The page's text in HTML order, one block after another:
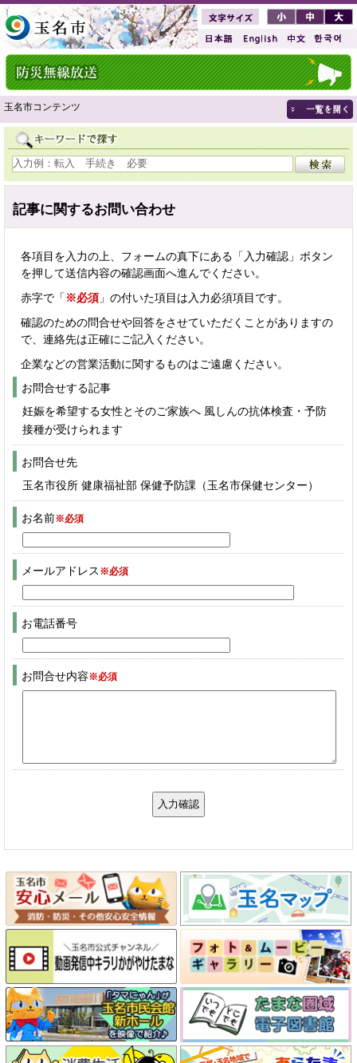
玉名市コンテンツ
記事に関するお問い合わせ
各項目を入力の上、フォームの真下にある「入力確認」ボタン
を押して送信内容の確認画面へ進んでください。
赤字で「 ※必須 」の付いた項目は入力必須項目です。
確認のための問合せや回答をさせていただくことがありますの
で、連絡先は正確にご記入ください。
企業などの営業活動に関するものはご遠慮ください。
お問合せする記事
妊娠を希望する女性とそのご家族へ 風しんの抗体検査・予防
接種が受けられます
お問合せ先
玉名市役所 健康福祉部 保健予防課（玉名市保健センター）
お名前※必須
メールアドレス ※必須
お電話番号
お問合せ内容※必須